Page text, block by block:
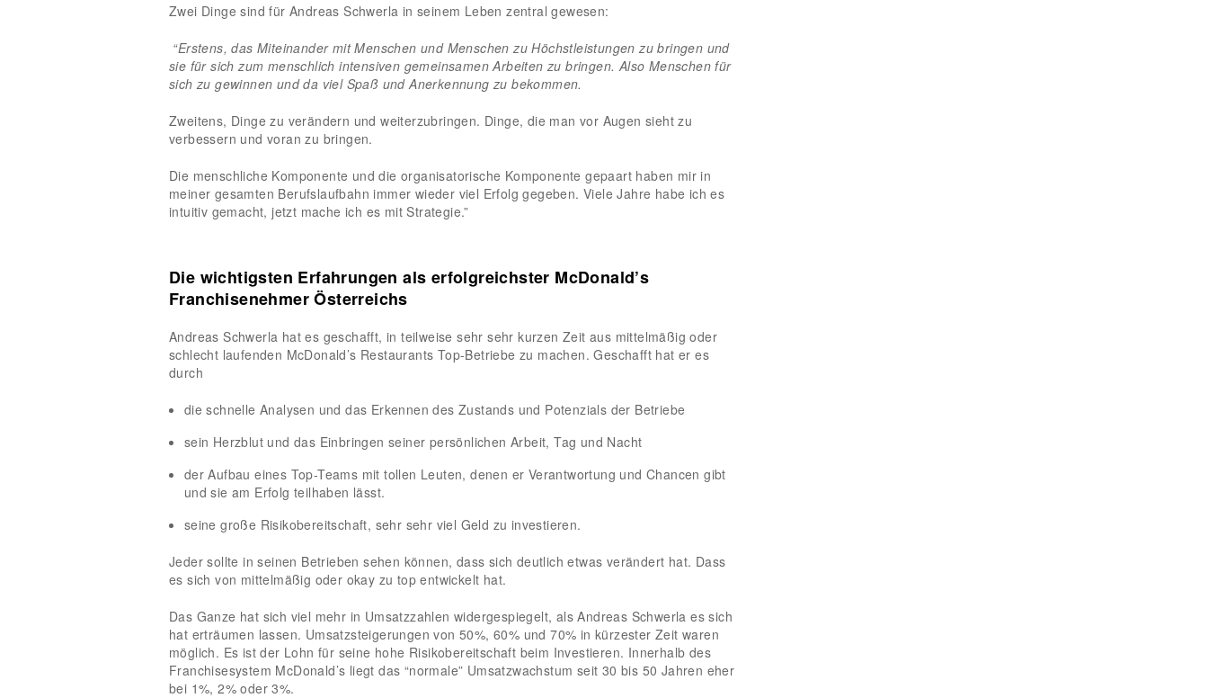
Zwei Dinge sind für Andreas Schwerla in seinem Leben zentral gewesen:
“Erstens, das Miteinander mit Menschen und Menschen zu Höchstleistungen zu bringen und
sie für sich zum menschlich intensiven gemeinsamen Arbeiten zu bringen. Also Menschen für
sich zu gewinnen und da viel Spaß und Anerkennung zu bekommen.
Zweitens, Dinge zu verändern und weiterzubringen. Dinge, die man vor Augen sieht zu
verbessern und voran zu bringen.
Die menschliche Komponente und die organisatorische Komponente gepaart haben mir in
meiner gesamten Berufslaufbahn immer wieder viel Erfolg gegeben. Viele Jahre habe ich es
intuitiv gemacht, jetzt mache ich es mit Strategie.”
Die wichtigsten Erfahrungen als erfolgreichster McDonald’s
Franchisenehmer Österreichs
Andreas Schwerla hat es geschafft, in teilweise sehr sehr kurzen Zeit aus mittelmäßig oder
schlecht laufenden McDonald’s Restaurants Top-Betriebe zu machen. Geschafft hat er es
durch
die schnelle Analysen und das Erkennen des Zustands und Potenzials der Betriebe
sein Herzblut und das Einbringen seiner persönlichen Arbeit, Tag und Nacht
der Aufbau eines Top-Teams mit tollen Leuten, denen er Verantwortung und Chancen gibt
und sie am Erfolg teilhaben lässt.
seine große Risikobereitschaft, sehr sehr viel Geld zu investieren.
Jeder sollte in seinen Betrieben sehen können, dass sich deutlich etwas verändert hat. Dass
es sich von mittelmäßig oder okay zu top entwickelt hat.
Das Ganze hat sich viel mehr in Umsatzzahlen widergespiegelt, als Andreas Schwerla es sich
hat erträumen lassen. Umsatzsteigerungen von 50%, 60% und 70% in kürzester Zeit waren
möglich. Es ist der Lohn für seine hohe Risikobereitschaft beim Investieren. Innerhalb des
Franchisesystem McDonald’s liegt das “normale” Umsatzwachstum seit 30 bis 50 Jahren eher
bei 1%, 2% oder 3%.